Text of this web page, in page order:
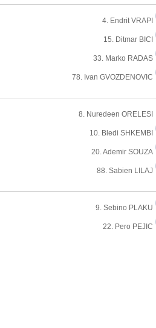
4. Endrit VRAPI
15. Ditmar BICI
33. Marko RADAS
78. Ivan GVOZDENOVIC
8. Nuredeen ORELESI
10. Bledi SHKEMBI
20. Ademir SOUZA
88. Sabien LILAJ
9. Sebino PLAKU
22. Pero PEJIC